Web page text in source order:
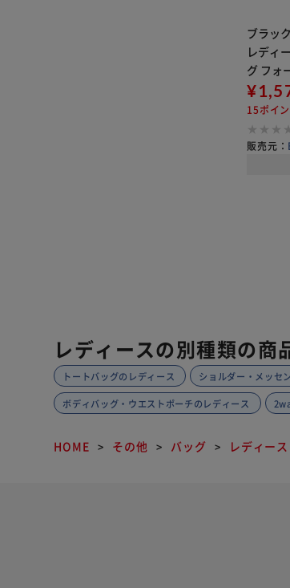
ブラッ
レディ
グ フォ
A4 トー
ート バ
き 上品
15ポイ
販売元：
レディースの別種類の商
トートバッグのレディース ショルダー・メッセ
ボディバッグ・ウエストポーチのレディース
HOME その他 バッグ レディース